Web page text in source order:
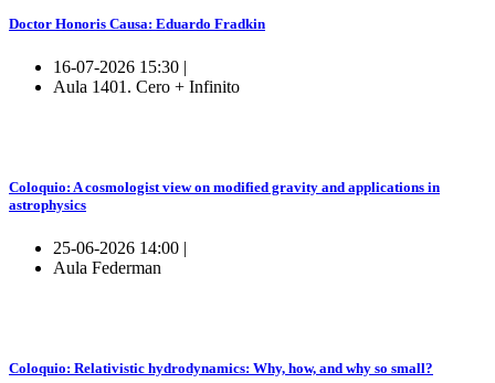
Doctor Honoris Causa: Eduardo Fradkin
16-07-2026 15:30 |
Aula 1401. Cero + Infinito
Coloquio: A cosmologist view on modified gravity and applications in
astrophysics
25-06-2026 14:00 |
Aula Federman
Coloquio: Relativistic hydrodynamics: Why, how, and why so small?